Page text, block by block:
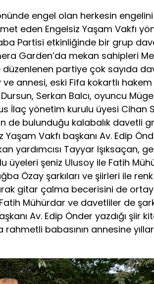
engel olan herkesin
eden Engelsiz Yaşam Vakfı
Partisi etkinliğinde bir grup
Garden’da mekan sahipleri
düzenlenen partiye çok sayıda
annesi, eski Fifa kokartlı hakem
Serkan Balcı, oyuncu
İlaç yönetim kurulu üyesi Cihan
de bulunduğu kalabalık davetli
Vakfı başkanı Av. Edip
yardımcısı Tayyar Işıksaçan,
üyeleri şeniz Ulusoy ile Fatih
Özay şarkıları ve şiirleri ile
gitar çalma becerisini de
Mühürdar ve davetliler de
Av. Edip Önder yazdığı şiir
babasının annesine